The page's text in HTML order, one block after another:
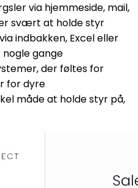
via hjemmeside, mail,
svært at holde styr
indbakken, Excel eller
gange
der føltes for
for dyre
måde at holde styr på,